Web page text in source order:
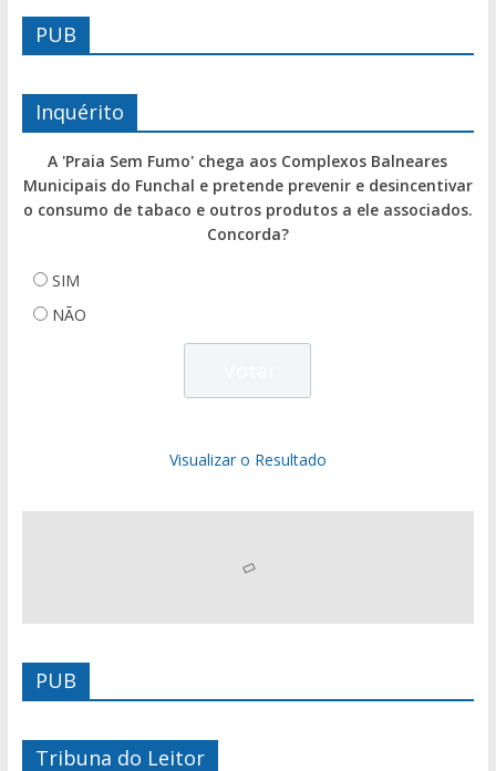
PUB
Inquérito
A 'Praia Sem Fumo' chega aos Complexos Balneares
Municipais do Funchal e pretende prevenir e desincentivar
o consumo de tabaco e outros produtos a ele associados.
Concorda?
SIM
NÃO
Visualizar o Resultado
PUB
Tribuna do Leitor